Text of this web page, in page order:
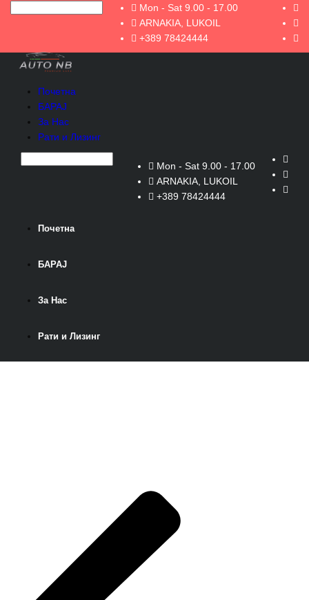
Mon - Sat 9.00 - 17.00
ARNAKIA, LUKOIL
+389 78424444
Почетна
БАРАЈ
За Нас
Рати и Лизинг
Mon - Sat 9.00 - 17.00
ARNAKIA, LUKOIL
+389 78424444
Почетна
БАРАЈ
За Нас
Рати и Лизинг